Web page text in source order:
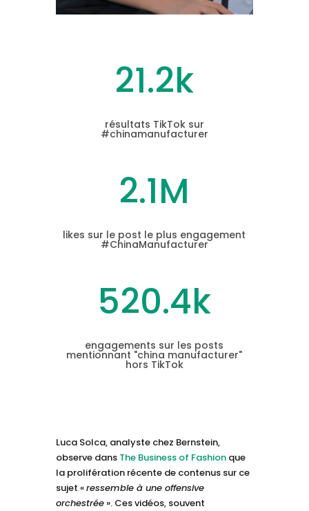
21.2k
résultats TikTok sur
#chinamanufacturer
2.1M
likes sur le post le plus engagement
#ChinaManufacturer
520.4k
engagements sur les posts
mentionnant "china manufacturer"
hors TikTok
Luca Solca, analyste chez Bernstein,
observe dans The Business of Fashionque
la prolifération récente de contenus sur ce
sujet «ressemble à une offensive
orchestrée». Ces vidéos, souvent